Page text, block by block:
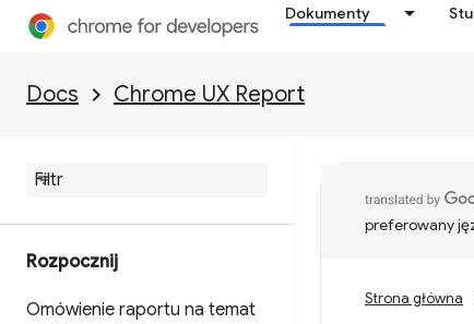
Dokumenty
Docs Chrome UX Report
Rozpocznij
Omówienie raportu na temat
preferowany
Strona główna